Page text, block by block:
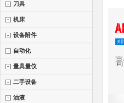
刀具
机床
设备附件
自动化
量具量仪
二手设备
油液